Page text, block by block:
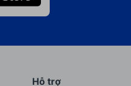
Hỗ trợ